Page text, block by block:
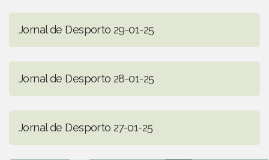
Jornal de Desporto 29-01-25
Jornal de Desporto 28-01-25
Jornal de Desporto 27-01-25